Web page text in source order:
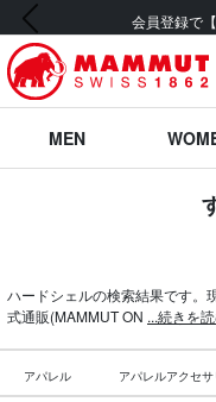
会員登録で
前の画像
MEN
ハードシェルの検索結果です。
式通販(MAMMUT ON ...続きを
アパレル アパレルアクセサ